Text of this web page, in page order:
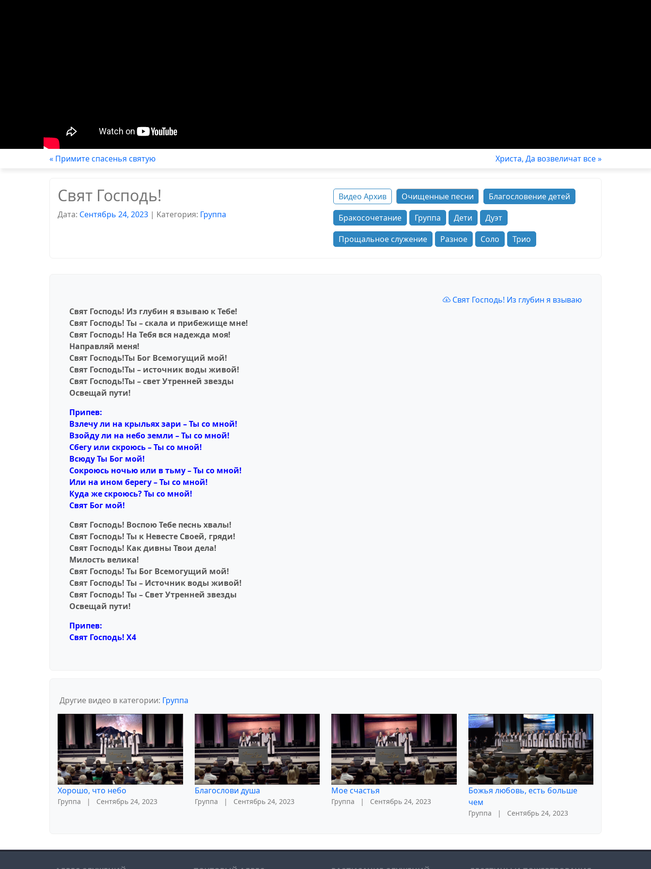
« Примите спасенья святую Христа, Да возвеличат все »
Свят Господь!
Дата: Сентябрь 24, 2023 | Kатегория: Группа
Видео Архив Очищенные песни
Благословение детей
Бракосочетание
Группа Дети
Дуэт
Прощальное служение
Разное Соло Трио
Свят Господь! Из глубин я взываю
Свят Господь! Из глубин я взываю к Тебе!
Свят Господь! Ты – скала и прибежище мне!
Свят Господь! На Тебя вся надежда моя!
Направляй меня!
Свят Господь!Ты Бог Всемогущий мой!
Свят Господь!Ты – источник воды живой!
Свят Господь!Ты – свет Утренней звезды
Освещай пути!
Припев:
Взлечу ли на крыльях зари – Ты со мной!
Взойду ли на небо земли – Ты со мной!
Сбегу или скроюсь – Ты со мной!
Всюду Ты Бог мой!
Сокроюсь ночью или в тьму – Ты со мной!
Или на ином берегу – Ты со мной!
Куда же скроюсь? Ты со мной!
Свят Бог мой!
Свят Господь! Воспою Тебе песнь хвалы!
Свят Господь! Ты к Невесте Своей, гряди!
Свят Господь! Как дивны Твои дела!
Милость велика!
Свят Господь! Ты Бог Всемогущий мой!
Свят Господь! Ты – Источник воды живой!
Свят Господь! Ты – Свет Утренней звезды
Освещай пути!
Припев:
Свят Господь! X4
Другие видео в категории: Группа
Хорошо, что небо
Группа | Сентябрь 24, 2023
Благослови душа
Группа | Сентябрь 24, 2023
Мое счастья
Группа | Сентябрь 24, 2023
Божья любовь, есть больше
чем
Группа | Сентябрь 24, 2023